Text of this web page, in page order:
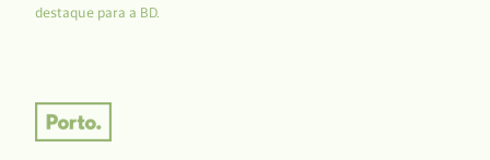
destaque para a BD.